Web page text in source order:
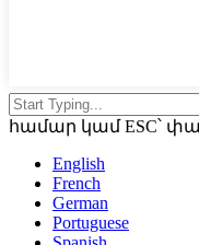
համար կամ ESC՝
English
French
German
Portuguese